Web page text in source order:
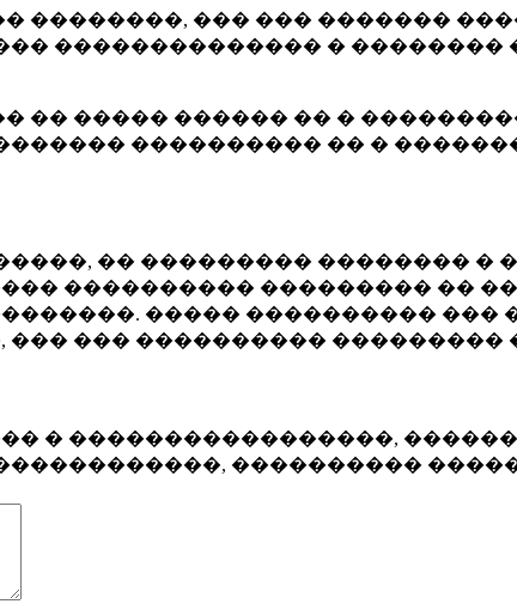
��������, ��� ��� �������
�������������� � ��������
�� ����� ������ �� �
���������� �� �
�� ��������� �������� �
���������� ��������� ��
����� ���������� ���
��� ���������� ���������
� �����������������,
����������